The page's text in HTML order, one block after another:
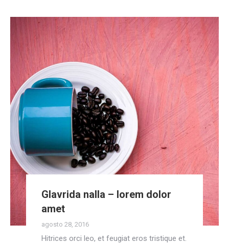
Glavrida nalla – lorem dolor
amet
agosto 28, 2016
Hitrices orci leo, et feugiat eros tristique et.